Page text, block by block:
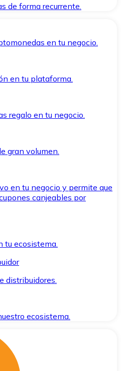
de forma recurrente.
en tu negocio.
en tu plataforma.
regalo en tu negocio.
gran volumen.
en tu negocio y permite que
canjeables por
tu ecosistema.
distribuidores.
ecosistema.